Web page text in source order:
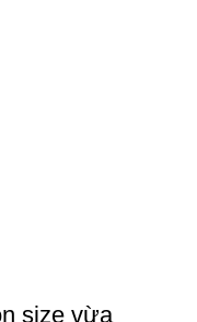
size vừa